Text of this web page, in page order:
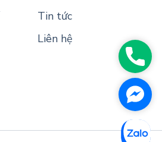
Tin tức
Liên hệ
Phone